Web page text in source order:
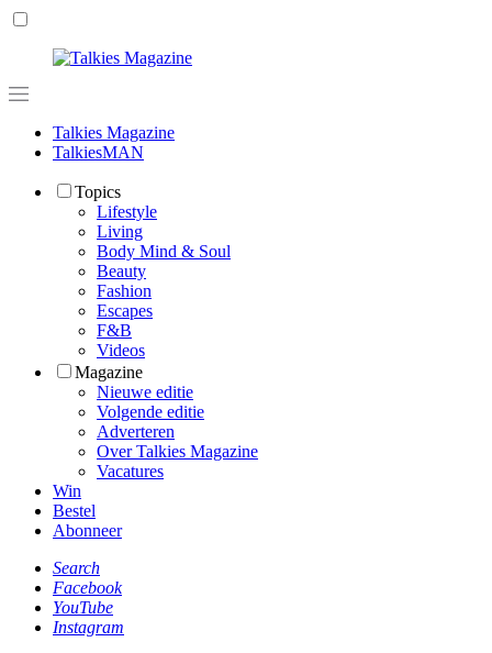
Talkies Magazine
TalkiesMAN
Topics
Lifestyle
Living
Body Mind & Soul
Beauty
Fashion
Escapes
F&B
Videos
Magazine
Nieuwe editie
Volgende editie
Adverteren
Over Talkies Magazine
Vacatures
Win
Bestel
Abonneer
Search
Facebook
YouTube
Instagram